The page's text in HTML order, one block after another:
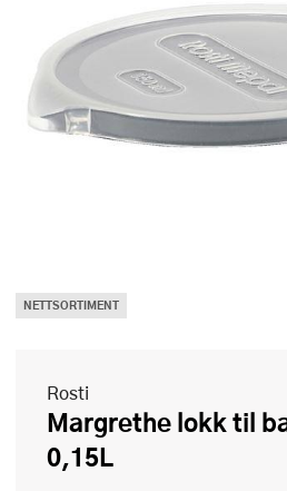
NETTSORTIMENT
Rosti
Margrethe lokk til bakebolle
0,15L